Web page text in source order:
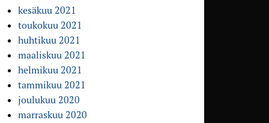
kesäkuu 2021
toukokuu 2021
huhtikuu 2021
maaliskuu 2021
helmikuu 2021
tammikuu 2021
joulukuu 2020
marraskuu 2020